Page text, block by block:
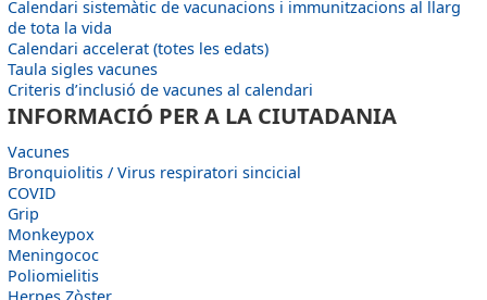
Calendari sistemàtic de vacunacions i immunitzacions al llarg
de tota la vida
Calendari accelerat (totes les edats)
Taula sigles vacunes
Criteris d’inclusió de vacunes al calendari
INFORMACIÓ PER A LA CIUTADANIA
Vacunes
Bronquiolitis / Virus respiratori sincicial
COVID
Grip
Monkeypox
Meningococ
Poliomielitis